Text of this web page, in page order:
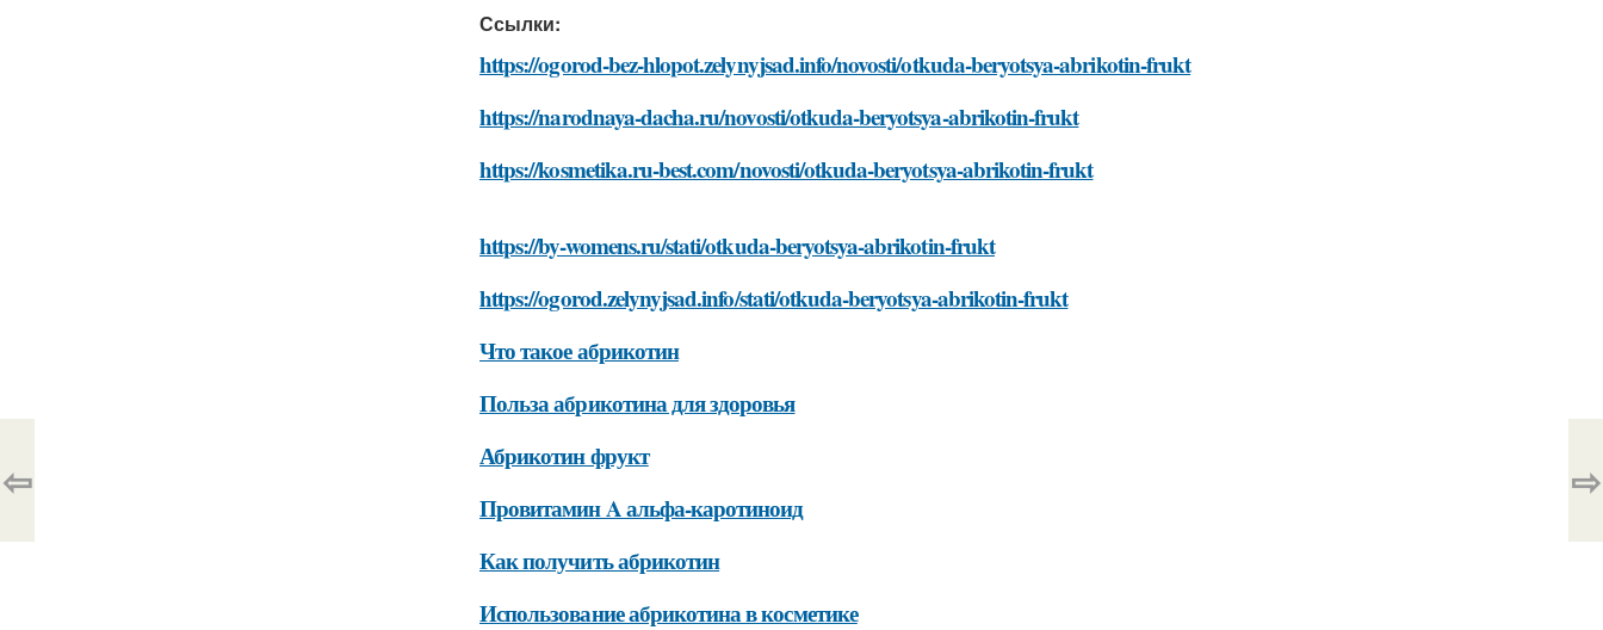
Ссылки:
https://ogorod-bez-hlopot.zelynyjsad.info/novosti/otkuda-beryotsya-abrikotin-frukt
https://narodnaya-dacha.ru/novosti/otkuda-beryotsya-abrikotin-frukt
https://kosmetika.ru-best.com/novosti/otkuda-beryotsya-abrikotin-frukt
https://by-womens.ru/stati/otkuda-beryotsya-abrikotin-frukt
https://ogorod.zelynyjsad.info/stati/otkuda-beryotsya-abrikotin-frukt
Что такое абрикотин
Польза абрикотина для здоровья
Абрикотин фрукт
Провитамин A альфа-каротиноид
Как получить абрикотин
Использование абрикотина в косметике
⇦ ⇨